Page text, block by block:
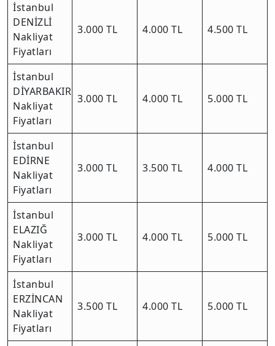
İstanbul
DENİZLİ
Nakliyat
Fiyatları
3.000 TL 4.000 TL 4.500 TL
İstanbul
DİYARBAKIR
Nakliyat
Fiyatları
3.000 TL 4.000 TL 5.000 TL
İstanbul
EDİRNE
Nakliyat
Fiyatları
3.000 TL 3.500 TL 4.000 TL
İstanbul
ELAZIĞ
Nakliyat
Fiyatları
3.000 TL 4.000 TL 5.000 TL
İstanbul
ERZİNCAN
Nakliyat
Fiyatları
3.500 TL 4.000 TL 5.000 TL